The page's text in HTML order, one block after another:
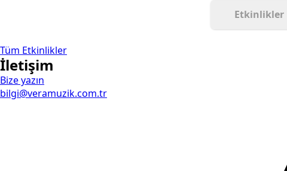
Etkinlikler
Tüm Etkinlikler
İletişim
Bize yazın
bilgi@veramuzik.com.tr